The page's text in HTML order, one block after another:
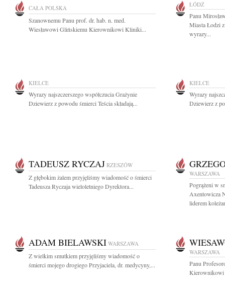
CAŁA POLSKA
Szanownemu Panu prof. dr. hab. n. med.
Wiesławowi Glińskiemu Kierownikowi Kliniki...
ŁÓDŹ
Panu
Miasta Łodzi
wyrazy...
KIELCE
Wyrazy najszczerszego współczucia Grażynie
Dziewierz z powodu śmierci Teścia składają...
KIELCE
Wyrazy
Dziewierz z
TADEUSZ RYCZAJ RZESZÓW
Z głębokim żalem przyjęliśmy wiadomość o śmierci
Tadeusza Ryczaja wieloletniego Dyrektora...
WARSZAWA
Pogrążeni w
Axentowicza
liderem
ADAM BIELAWSKI WARSZAWA
Z wielkim smutkiem przyjęliśmy wiadomość o
śmierci mojego drogiego Przyjaciela, dr. medycyny,...
WARSZAWA
Panu